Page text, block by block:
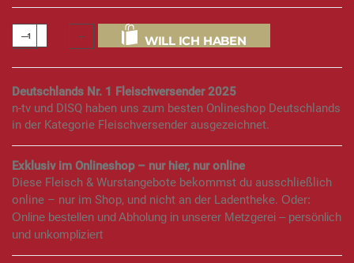
WILL ICH HABEN
Deutschlands Nr. 1 Fleischversender 2025
n-tv und DISQ haben uns zum besten Onlineshop Deutschlands
in der Kategorie Fleischversender ausgezeichnet.
Exklusiv im Onlineshop – nur hier, nur online
Diese Fleisch & Wurstangebote bekommst du ausschließlich
online – nur im Shop, und nicht an der Ladentheke. Oder:
Online bestellen und Abholung in unserer Metzgerei – persönlich
und unkompliziert